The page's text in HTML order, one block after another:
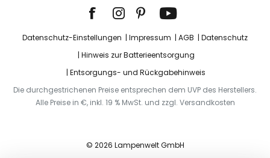
Datenschutz-Einstellungen Impressum AGB
Datenschutz
Hinweis zur Batterieentsorgung
Entsorgungs- und Rückgabehinweis
Die durchgestrichenen Preise entsprechen dem UVP des Herstellers.
Alle Preise in €, inkl. 19 % MwSt. und zzgl. Versandkosten
© 2026 Lampenwelt GmbH